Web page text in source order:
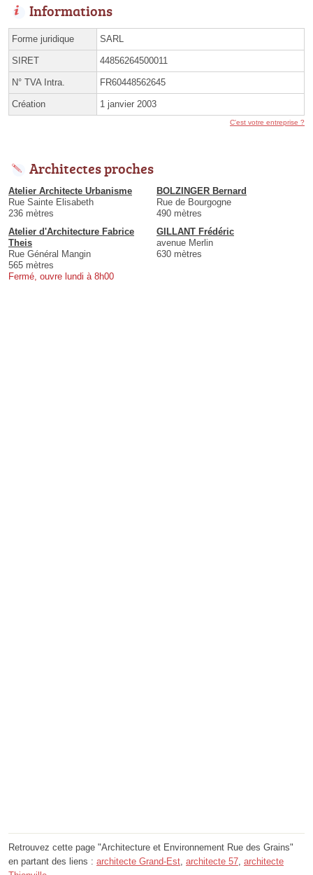
Informations
Forme juridique SARL
SIRET 44856264500011
N° TVA Intra. FR60448562645
Création 1 janvier 2003
C'est votre entreprise ?
Architectes proches
Atelier Architecte Urbanisme
Rue Sainte Elisabeth
236 mètres
BOLZINGER Bernard
Rue de Bourgogne
490 mètres
Atelier d'Architecture Fabrice
Theis
Rue Général Mangin
565 mètres
Fermé, ouvre lundi à 8h00
GILLANT Frédéric
avenue Merlin
630 mètres
Retrouvez cette page "Architecture et Environnement Rue des Grains"
en partant des liens : architecte Grand-Est, architecte 57, architecte